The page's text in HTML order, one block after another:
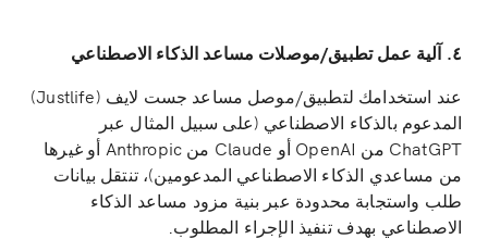
٤. آلية عمل تطبيق/موصلات مساعد الذكاء الاصطناعي
عند استخدامك لتطبيق/موصل مساعد جست لايف (Justlife)
المدعوم بالذكاء الاصطناعي (على سبيل المثال عبر
ChatGPT من OpenAI أو Claude من Anthropic أو غيرها
من مساعدي الذكاء الاصطناعي المدعومين)، تنتقل بيانات
طلب واستجابة محدودة عبر بنية مزود مساعد الذكاء
الاصطناعي بهدف تنفيذ الإجراء المطلوب.